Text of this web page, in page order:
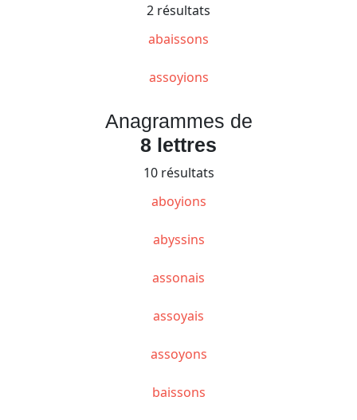
2 résultats
abaissons
assoyions
Anagrammes de
8 lettres
10 résultats
aboyions
abyssins
assonais
assoyais
assoyons
baissons